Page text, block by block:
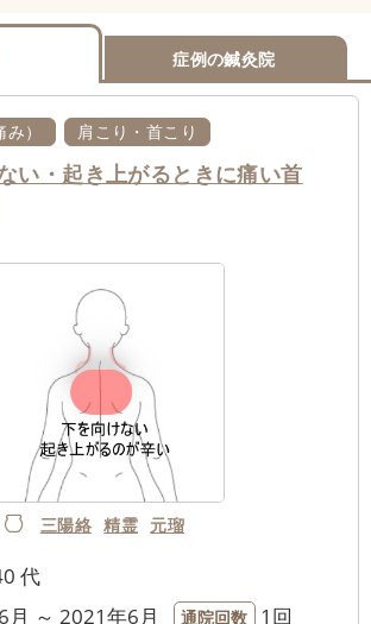
症例の鍼灸院
） 肩こり・首こり
い・起き上がるときに痛い首
三陽絡 精霊 元瑠
代
月 ～ 2021年6月 通院回数 1回